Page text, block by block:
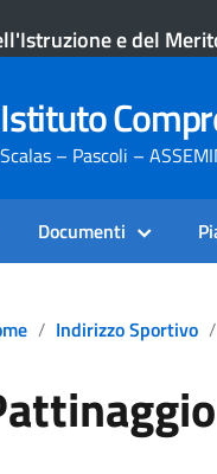
e del
Istituto
Scalas – Pascoli –
Documenti
Indirizzo Sportivo